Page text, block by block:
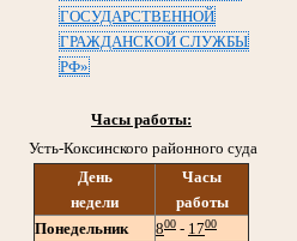
ГОСУДАРСТВЕННОЙ
ГРАЖДАНСКОЙ СЛУЖБЫ
РФ»
Часы работы:
Усть-Коксинского районного суда
День
недели
Часы
работы
Понедельник
800 - 1700